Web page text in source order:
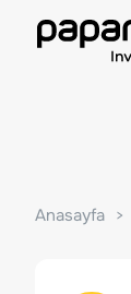
Anasayfa